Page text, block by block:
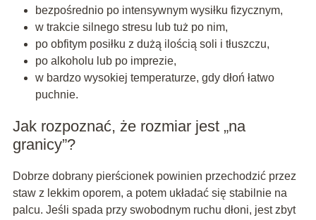
bezpośrednio po intensywnym wysiłku fizycznym,
w trakcie silnego stresu lub tuż po nim,
po obfitym posiłku z dużą ilością soli i tłuszczu,
po alkoholu lub po imprezie,
w bardzo wysokiej temperaturze, gdy dłoń łatwo
puchnie.
Jak rozpoznać, że rozmiar jest „na
granicy”?
Dobrze dobrany pierścionek powinien przechodzić przez
staw z lekkim oporem, a potem układać się stabilnie na
palcu. Jeśli spada przy swobodnym ruchu dłoni, jest zbyt